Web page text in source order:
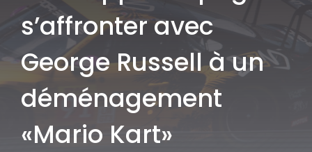
s’affronter avec
George Russell à un
déménagement
«Mario Kart»